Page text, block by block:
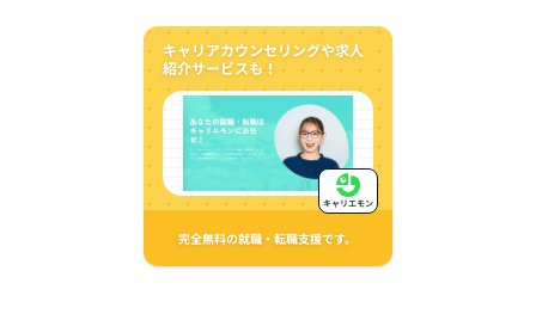
キャリアカウンセリングや求人
紹介サービスも！
完全無料の就職・転職支援です。
キャリエモン